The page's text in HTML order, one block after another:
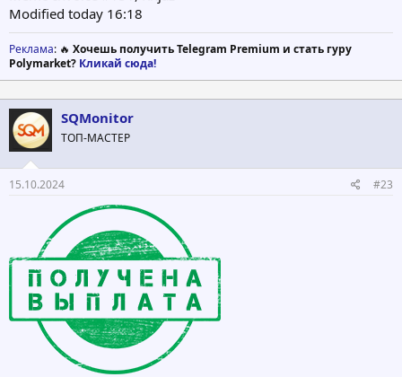
Modified today 16:18
Реклама: 🔥 Хочешь получить Telegram Premium и стать гуру
Polymarket? Кликай сюда!
SQMonitor
ТОП-МАСТЕР
15.10.2024 #23